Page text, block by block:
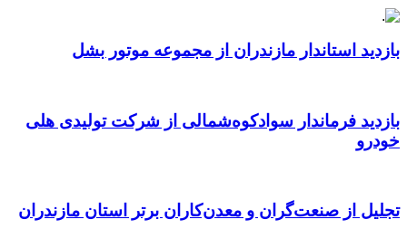
بازدید استاندار مازندران از مجموعه موتور بشل
بازدید فرماندار سوادکوه‌شمالی از شرکت تولیدی هلی
خودرو
تجلیل از صنعت‌گران و معدن‌کاران برتر استان مازندران